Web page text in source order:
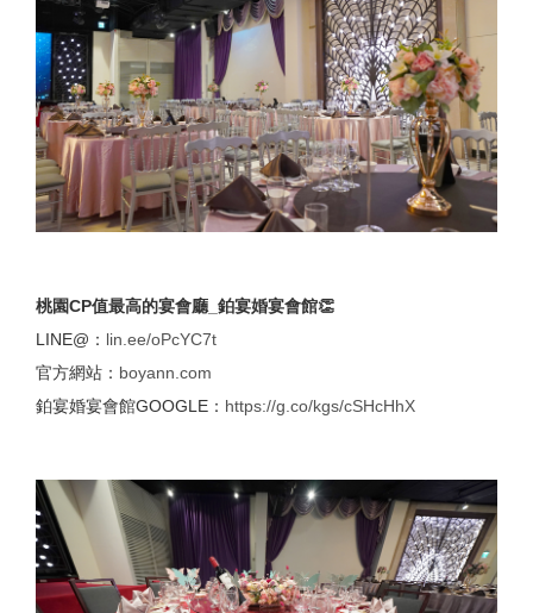
桃園CP值最高的宴會廳_鉑宴婚宴會館👏
LINE@： lin.ee/oPcYC7t
官方網站： boyann.com
鉑宴婚宴會館GOOGLE： https://g.co/kgs/cSHcHhX